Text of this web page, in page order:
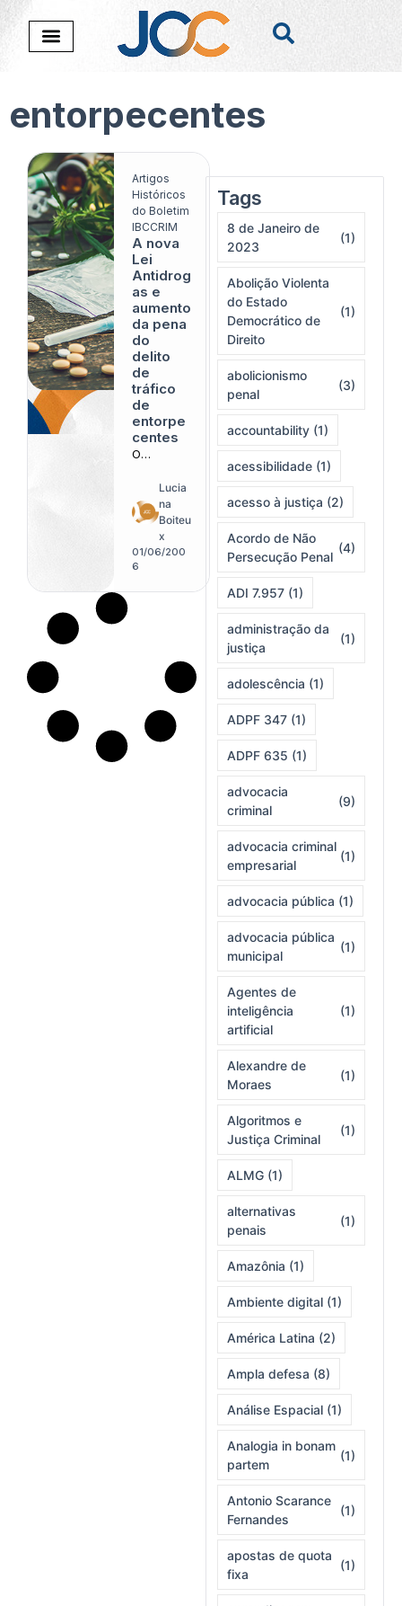
entorpecentes
Nada foi encontado
Artigos
Históricos
do Boletim
IBCCRIM
A nova
Lei
Antidrog
as e
aumento
da pena
do
delito
de
tráfico
de
entorpe
centes
O
mento
legal que
prometeu
moderniza
r
respostas
efeitos
práticos
encarcera
mento
Lucia
na
Boiteu
x
01/06/200
6
Tags
8 de Janeiro de
2023
(1)
Abolição Violenta
do Estado
Democrático de
Direito
(1)
abolicionismo
penal
(3)
accountability (1)
acessibilidade (1)
acesso à justiça (2)
Acordo de Não
Persecução Penal
(4)
ADI 7.957 (1)
administração da
justiça
(1)
adolescência (1)
ADPF 347 (1)
ADPF 635 (1)
advocacia
criminal
(9)
advocacia criminal
empresarial
(1)
advocacia pública (1)
advocacia pública
municipal
(1)
Agentes de
inteligência
artificial
(1)
Alexandre de
Moraes
(1)
Algoritmos e
Justiça Criminal
(1)
ALMG (1)
alternativas
penais
(1)
Amazônia (1)
Ambiente digital (1)
América Latina (2)
Ampla defesa (8)
Análise Espacial (1)
Analogia in bonam
partem
(1)
Antonio Scarance
Fernandes
(1)
apostas de quota
fixa
(1)